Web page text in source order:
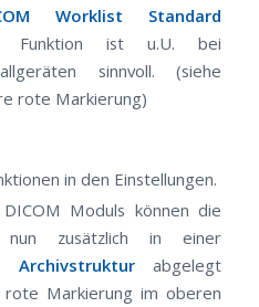
Worklist Standard
Funktion ist u.U. bei
sinnvoll. (siehe
rote Markierung)
in den Einstellungen.
Moduls können die
nun zusätzlich in einer
Archivstruktur abgelegt
Markierung im oberen